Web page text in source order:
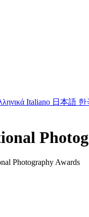
Italiano 日本語 한
Photography Awards